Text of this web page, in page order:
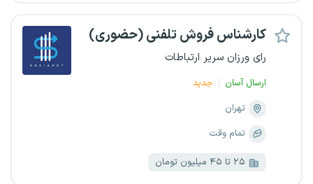
کارشناس فروش تلفنی (حضوری)
رای ورزان سریر ارتباطات
ارسال آسان
جدید
تهران
تمام وقت
۲۵ تا ۴۵ میلیون تومان